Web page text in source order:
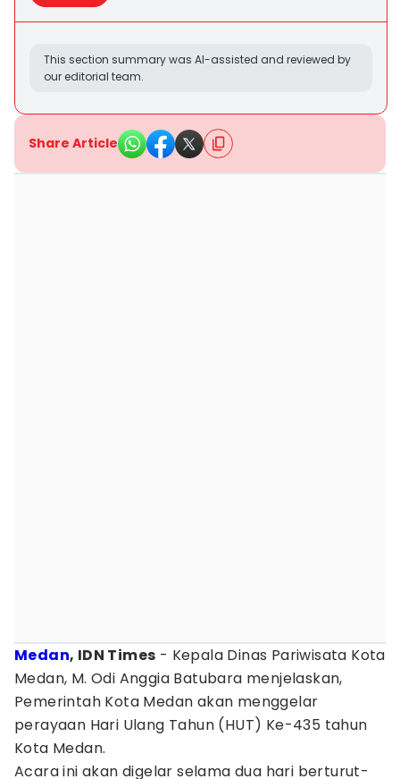
This section summary was AI-assisted and reviewed by
our editorial team.
Share Article
Medan, IDN Times - Kepala Dinas Pariwisata Kota
Medan, M. Odi Anggia Batubara menjelaskan,
Pemerintah Kota Medan akan menggelar
perayaan Hari Ulang Tahun (HUT) Ke-435 tahun
Kota Medan.
Acara ini akan digelar selama dua hari berturut-